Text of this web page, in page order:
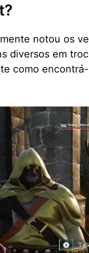
notou os
diversos em
como